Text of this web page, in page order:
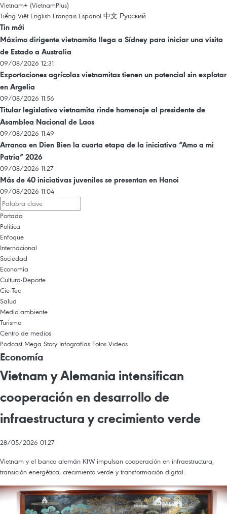
Vietnam+ (VietnamPlus)
Tiếng Việt English Français Español 中文 Русский
Tin mới
Máximo dirigente vietnamita llega a Sídney para iniciar una visita
de Estado a Australia
09/08/2026 12:31
Exportaciones agrícolas vietnamitas tienen un potencial sin explotar
en Argelia
09/08/2026 11:56
Titular legislativo vietnamita rinde homenaje al presidente de
Asamblea Nacional de Laos
09/08/2026 11:49
Arranca en Dien Bien la cuarta etapa de la iniciativa “Amo a mi
Patria” 2026
09/08/2026 11:27
Más de 40 iniciativas juveniles se presentan en Hanoi
09/08/2026 11:04
Portada
Política
Enfoque
Internacional
Sociedad
Economía
Cultura-Deporte
Cie-Tec
Salud
Medio ambiente
Turismo
Centro de medios
Podcast Mega Story Infografías Fotos Videos
Economía
Vietnam y Alemania intensifican
cooperación en desarrollo de
infraestructura y crecimiento verde
28/05/2026 01:27
Vietnam y el banco alemán KfW impulsan cooperación en infraestructura,
transición energética, crecimiento verde y transformación digital.